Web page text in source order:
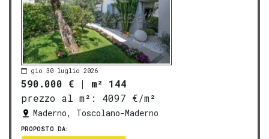
gio 30 luglio 2026
590.000 € | m² 144
prezzo al m²:
4097 €/m²
Maderno, Toscolano-Maderno
PROPOSTO DA: